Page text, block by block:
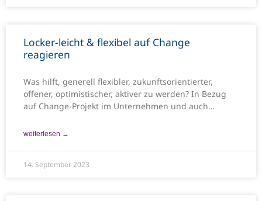
Locker-leicht & flexibel auf Change
reagieren
Was hilft, generell flexibler, zukunftsorientierter,
offener, optimistischer, aktiver zu werden? In Bezug
auf Change-Projekt im Unternehmen und auch
weiterlesen →
14. September 2023